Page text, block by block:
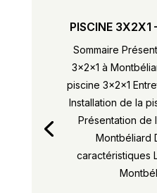
PISCINE 3X2X1
Sommaire
3x2x1 à
piscine 3x2x1
Installation de la
Présentation de
Montbéliard
caractéristiques